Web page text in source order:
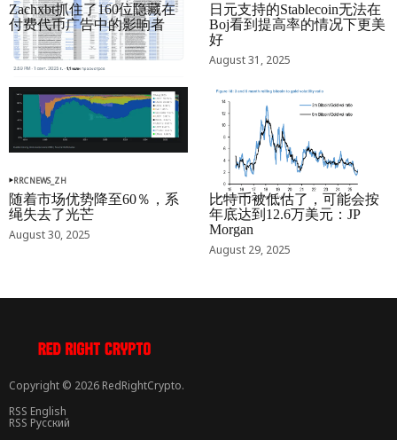
Zachxbt抓住了160位隐藏在
付费代币广告中的影响者
September 01, 2025
日元支持的Stablecoin无法在
Boj看到提高率的情况下更美
好
August 31, 2025
RRCNEWS_ZH
随着市场优势降至60％，系
绳失去了光芒
August 30, 2025
RRCNEWS_ZH
比特币被低估了，可能会按
年底达到12.6万美元：JP
Morgan
August 29, 2025
Copyright © 2026 RedRightCrypto.
RSS English
RSS Русский